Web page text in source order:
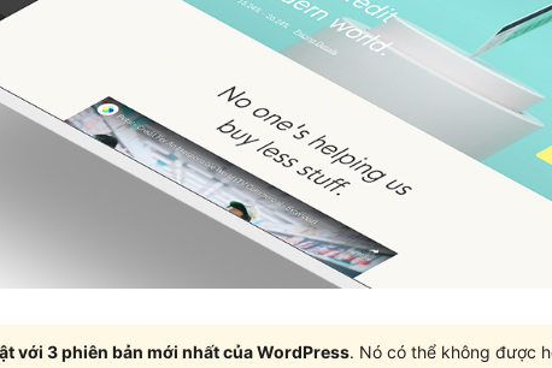
với 3 phiên bản mới nhất của WordPress. Nó có thể không được